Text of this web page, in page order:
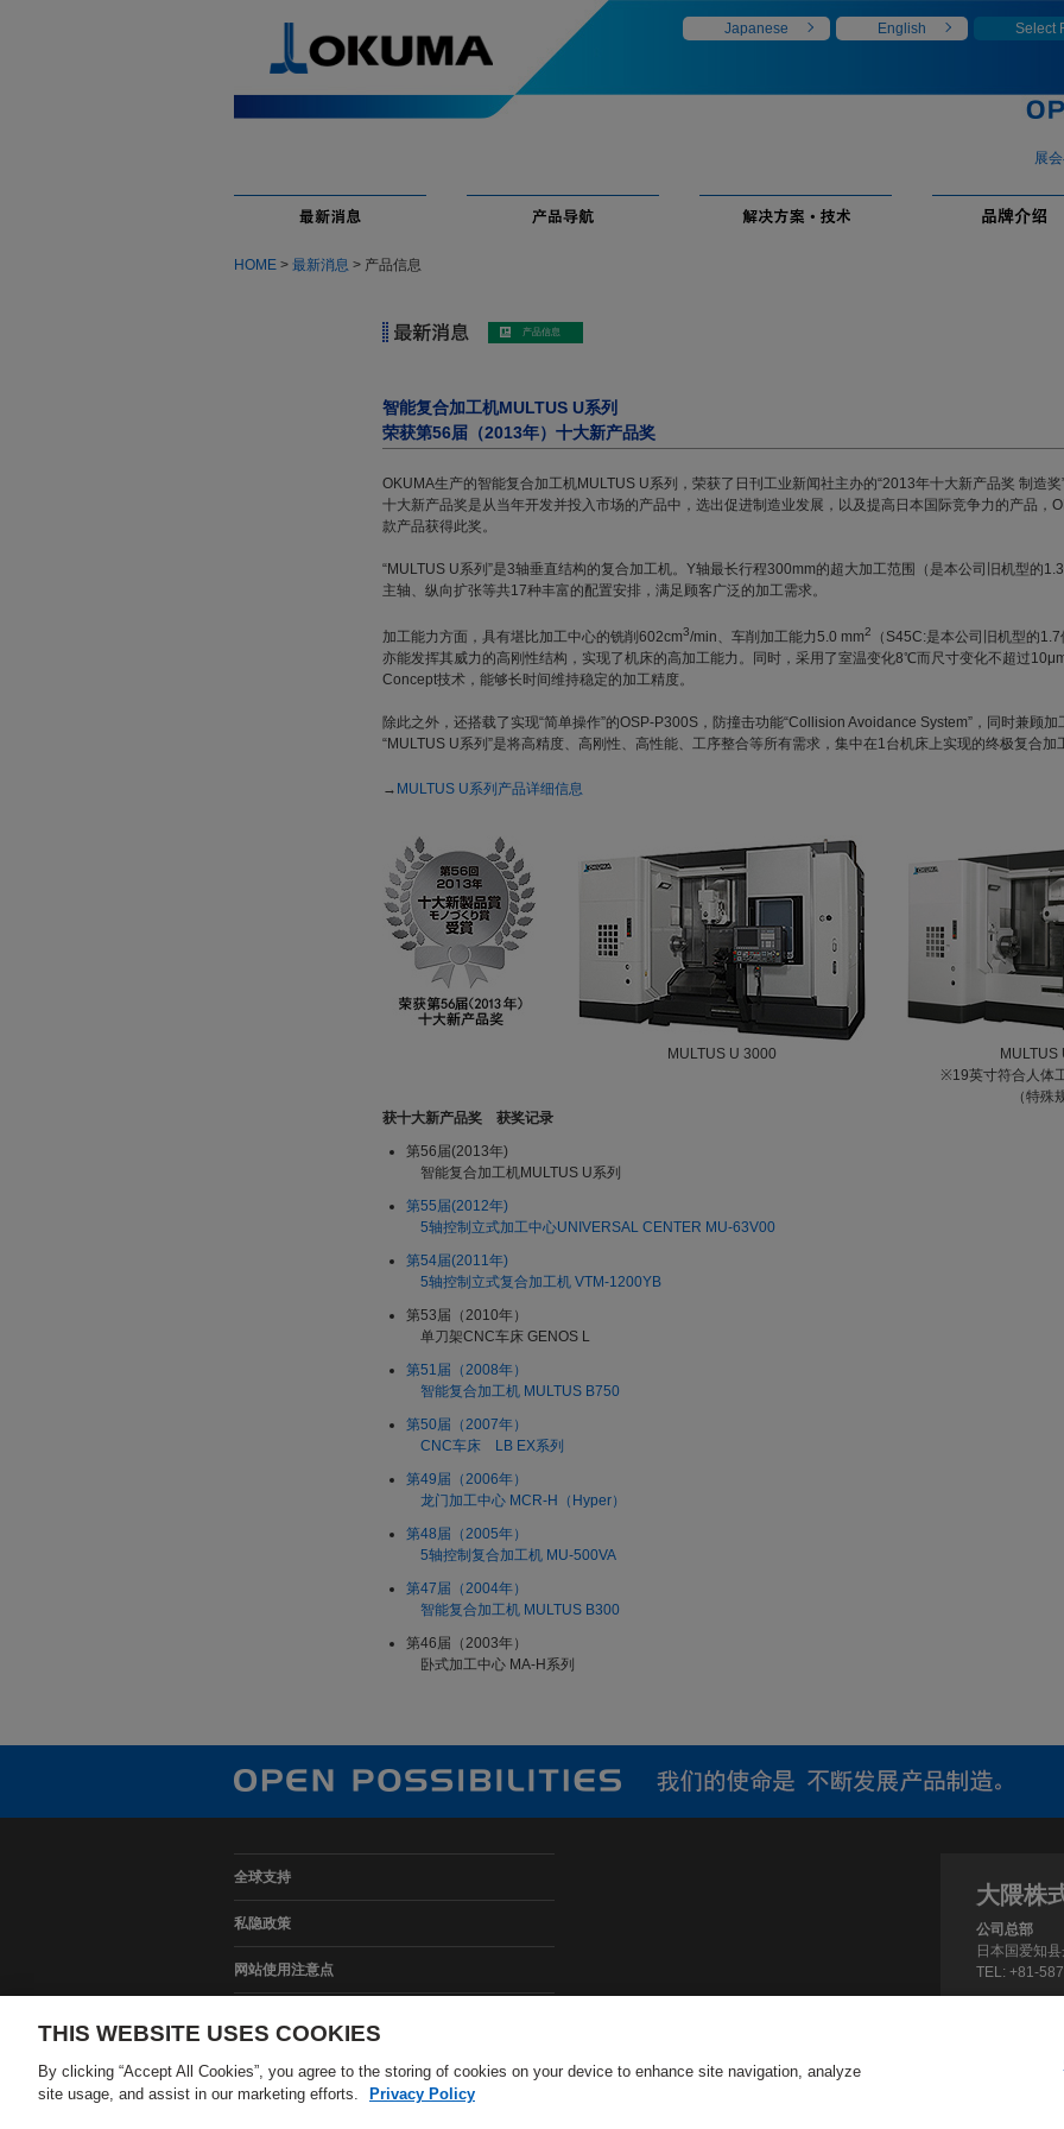
Japanese English Select
展
HOME > 最新消息 > 产品信息
智能复合加工机MULTUS U系列
荣获第56届（2013年）十大新产品奖
OKUMA生产的智能复合加工机MULTUS U系列，荣获了日刊工业新闻社主办的“2013年十大新产品奖 制造奖”
十大新产品奖是从当年开发并投入市场的产品中，选出促进制造业发展，以及提高日本国际竞争力的产品，
款产品获得此奖。
“MULTUS U系列”是3轴垂直结构的复合加工机。Y轴最长行程300mm的超大加工范围（是本公司旧机型的
主轴、纵向扩张等共17种丰富的配置安排，满足顾客广泛的加工需求。
加工能力方面，具有堪比加工中心的铣削602cm3/min、车削加工能力5.0 mm2
（S45C:是本公司旧机型的
亦能发挥其威力的高刚性结构，实现了机床的高加工能力。同时，采用了室温变化8℃而尺寸变化不超过
Concept技术，能够长时间维持稳定的加工精度。
除此之外，还搭载了实现“简单操作”的OSP-P300S，防撞击功能“Collision Avoidance System”，同时兼顾加
“MULTUS U系列”是将高精度、高刚性、高性能、工序整合等所有需求，集中在1台机床上实现的终极复合加
→ MULTUS U系列产品详细信息
MULTUS U 3000
MULTUS
※19英寸符合人体
（特殊
获十大新产品奖 获奖记录
第56届(2013年)
智能复合加工机MULTUS U系列
第55届(2012年)
5轴控制立式加工中心UNIVERSAL CENTER MU-63V00
第54届(2011年)
5轴控制立式复合加工机 VTM-1200YB
第53届（2010年）
单刀架CNC车床 GENOS L
第51届（2008年）
智能复合加工机 MULTUS B750
第50届（2007年）
CNC车床 LB EX系列
第49届（2006年）
龙门加工中心 MCR-H（Hyper）
第48届（2005年）
5轴控制复合加工机 MU-500VA
第47届（2004年）
智能复合加工机 MULTUS B300
第46届（2003年）
卧式加工中心 MA-H系列
全球支持
私隐政策
网站使用注意点
大隈株
公司总部
日本国爱知
TEL: +81-
THIS WEBSITE USES COOKIES
By clicking “Accept All Cookies”, you agree to the storing of cookies on your device to enhance site navigation, analyze
site usage, and assist in our marketing efforts.
Privacy Policy